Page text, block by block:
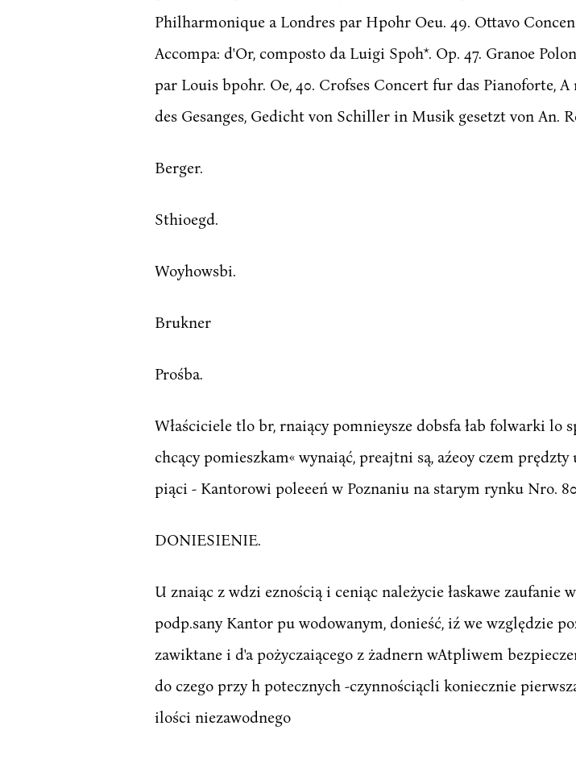
Philharmonique a Londres par Hpohr Oeu. 49. Ottavo
Accompa: d'Or, composto da Luigi Spoh*. Op. 47. Granoe
par Louis bpohr. Oe, 40. Crofses Concert fur das Pianoforte,
des Gesanges, Gedicht von Schiller in Musik gesetzt von An.
Berger.
Sthioegd.
Woyhowsbi.
Brukner
Prośba.
Właściciele tlo br, rnaiący pomnieysze dobsfa łab folwarki
chcący pomieszkam« wynaiąć, preajtni są, aźeoy czem
piąci - Kantorowi poleeeń w Poznaniu na starym rynku Nro. 80.
DONIESIENIE.
U znaiąc z wdzi eznością i ceniąc należycie łaskawe
podp.sany Kantor pu wodowanym, donieść, iź we względzie
zawiktane i d'a pożyczaiącego z żadnern wAtpliwem
do czego przy h potecznych -czynnościącli koniecznie
ilości niezawodnego